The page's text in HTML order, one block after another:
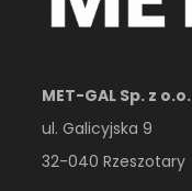
MET-GAL Sp. z o.o.
ul. Galicyjska 9
32-040 Rzeszotary